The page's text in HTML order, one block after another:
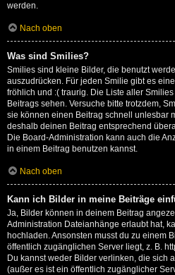
werden.
Nach oben
Was sind Smilies?
Smilies sind kleine Bilder, die benutzt
auszudrücken. Für jeden Smilie gibt es
fröhlich und :( traurig. Die Liste aller
Beitrags sehen. Versuche bitte trotzdem,
sie können einen Beitrag schnell unlesbar
deshalb deinen Beitrag entsprechend
Die Board-Administration kann auch die
in einem Beitrag benutzen kannst.
Nach oben
Kann ich Bilder in meine Beiträge
Ja, Bilder können in deinem Beitrag
Administration Dateianhänge erlaubt hat,
hochladen. Ansonsten musst du zu einem
öffentlich zugänglichen Server liegt, z. B.
Du kannst weder Bilder verlinken, die sich
(außer es ist ein öffentlich zugänglicher